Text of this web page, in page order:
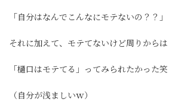
「自分はなんでこんなにモテないの？？」
それに加えて、 モテてないけど周りからは
「樋口はモテてる」ってみられたかった笑
（自分が浅ましいｗ）